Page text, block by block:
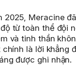
2025, Meracine
từ toàn thể đội
và tinh thần
chính là lời khẳng
được ghi nhận.